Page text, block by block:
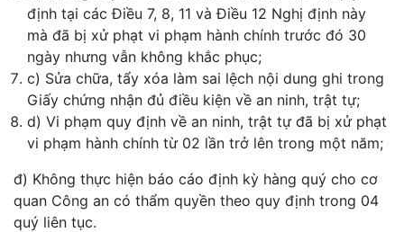
định tại các Điều 7, 8, 11 và Điều 12 Nghị định này
mà đã bị xử phạt vi phạm hành chính trước đó 30
ngày nhưng vẫn không khắc phục;
c) Sửa chữa, tẩy xóa làm sai lệch nội dung ghi trong
Giấy chứng nhận đủ điều kiện về an ninh, trật tự;
d) Vi phạm quy định về an ninh, trật tự đã bị xử phạt
vi phạm hành chính từ 02 lần trở lên trong một năm;
đ) Không thực hiện báo cáo định kỳ hàng quý cho cơ
quan Công an có thẩm quyền theo quy định trong 04
quý liên tục.